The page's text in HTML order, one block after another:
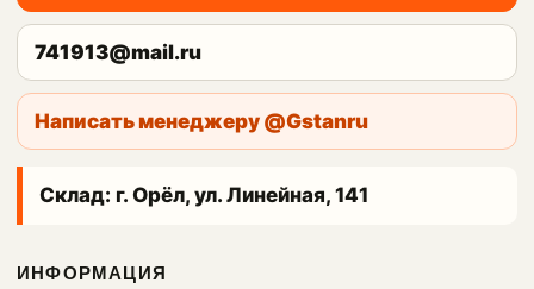
741913@mail.ru
Написать менеджеру @Gstanru
Склад: г. Орёл, ул. Линейная, 141
ИНФОРМАЦИЯ